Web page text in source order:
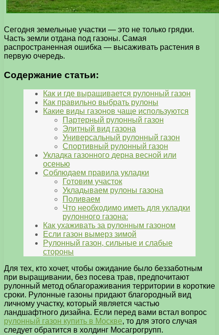
Сегодня земельные участки — это не только грядки.
Часть земли отдана под газоны. Самая
распространенная ошибка — высаживать растения в
первую очередь.
Содержание статьи:
Как и где выращивается рулонный газон
Как правильно выбрать рулоны
Какие виды газонов чаще используются
Партерный рулонный газон
Элитный вид газона
Универсальный рулонный газон
Спортивный рулонный газон
Укладка газонного дерна весной или
осенью
Соблюдаем правила укладки
Готовим участок
Укладываем рулоны газона
Поливаем
Что необходимо иметь для укладки
рулонного газона:
Как ухаживать за рулонным газоном
Если газон вымерз зимой
Рулонный газон, сильные и слабые
стороны
Для тех, кто хочет, чтобы ожидание было беззаботным
при выращивании, без посева трав, предпочитают
рулонный метод облагораживания территории в короткие
сроки. Рулонные газоны придают благородный вид
личному участку, который является частью
ландшафтного дизайна. Если перед вами встал вопрос
рулонный газон купить в Москве, то для этого случая
следует обратится в холдинг Мосагрогрупп.